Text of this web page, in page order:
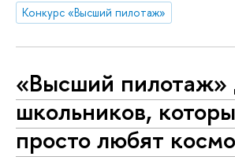
Конкурс «Высший пилотаж»
«Высший пилотаж»
школьников,
просто любят